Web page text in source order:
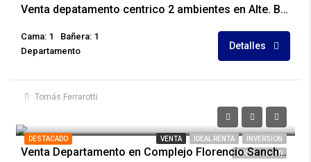
Venta depatamento centrico 2 ambientes en Alte. Brown 552
Cama: 1
Bañera: 1
Departamento
Detalles
Tomás Ferrarotti
DESTACADO VENTA IDEAL RENTA
INVERSION
OPORTUNIDAD
Precios desde los
Venta Departamento en Complejo Florencio Sanchez 53